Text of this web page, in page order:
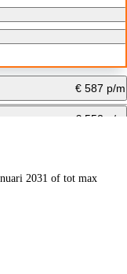
€ 587 p/m
€ 552 p/m
2031 of tot max